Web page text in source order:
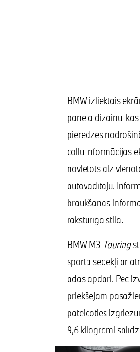
BMW izliektais
paneļa dizainu,
pieredzes
collu informācijas
novietots aiz
autovadītāju.
braukšanas
raksturīgā stilā.
BMW M3 Touring
sporta sēdekļi ar
ādas apdari. Pēc
priekšējam
pateicoties
9,6 kilogrami